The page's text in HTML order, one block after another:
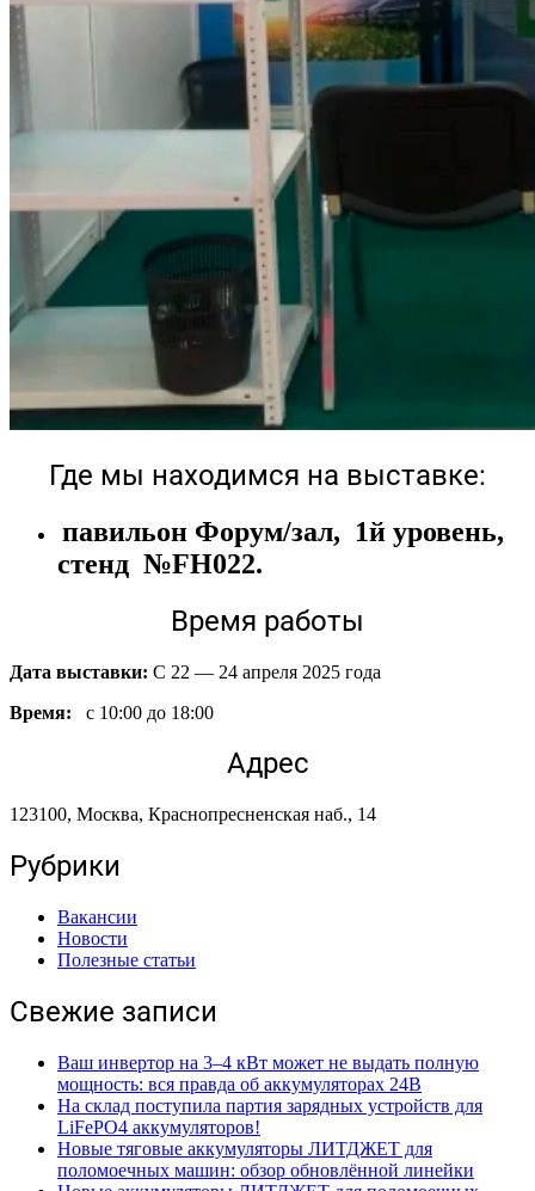
Где мы находимся на выставке:
павильон Форум/зал, 1й уровень,
стенд №FH022.
Время работы
Дата выставки: С 22 — 24 апреля 2025 года
Время: с 10:00 до 18:00
Адрес
123100, Москва, Краснопресненская наб., 14
Рубрики
Вакансии
Новости
Полезные статьи
Свежие записи
Ваш инвертор на 3–4 кВт может не выдать полную
мощность: вся правда об аккумуляторах 24В
На склад поступила партия зарядных устройств для
LiFePO4 аккумуляторов!
Новые тяговые аккумуляторы ЛИТДЖЕТ для
поломоечных машин: обзор обновлённой линейки